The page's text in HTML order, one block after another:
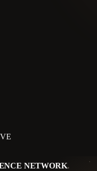
NETWORK